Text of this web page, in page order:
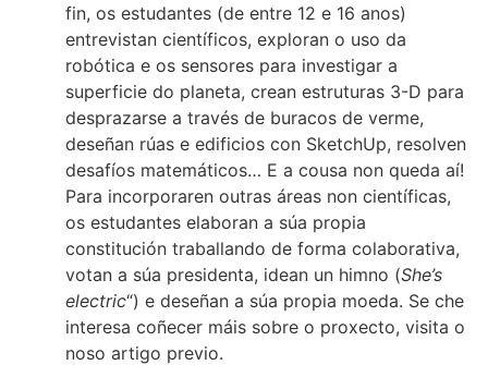
fin, os estudantes (de entre 12 e 16 anos)
entrevistan científicos, exploran o uso da
robótica e os sensores para investigar a
superficie do planeta, crean estruturas 3-D para
desprazarse a través de buracos de verme,
deseñan rúas e edificios con SketchUp, resolven
desafíos matemáticos… E a cousa non queda aí!
Para incorporaren outras áreas non científicas,
os estudantes elaboran a súa propia
constitución traballando de forma colaborativa,
votan a súa presidenta, idean un himno (She’s
electric“) e deseñan a súa propia moeda. Se che
interesa coñecer máis sobre o proxecto, visita o
noso artigo previo.